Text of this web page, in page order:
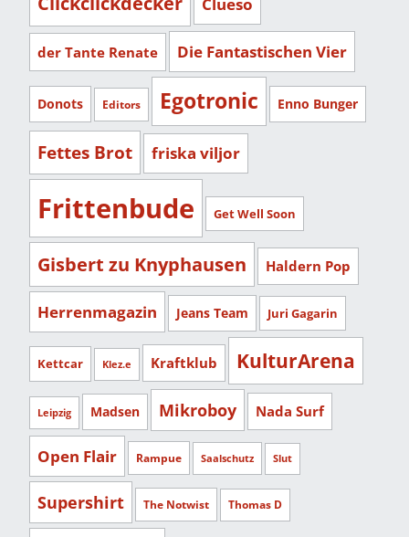
der Tante Renate Die Fantastischen Vier
Donots Editors Egotronic Enno Bunger
Fettes Brot friska viljor
Frittenbude Get Well Soon
Gisbert zu Knyphausen Haldern Pop
Herrenmagazin Jeans Team Juri Gagarin
Kettcar Klez.e Kraftklub KulturArena
Leipzig Madsen Mikroboy Nada Surf
Open Flair Rampue Saalschutz Slut
Supershirt The Notwist Thomas D